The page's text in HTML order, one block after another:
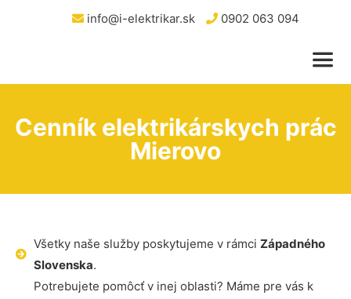
info@i-elektrikar.sk 0902 063 094
Cenník elektrikárskych prác
Mierovo
Všetky naše služby poskytujeme v rámci Západného
Slovenska.
Potrebujete pomôcť v inej oblasti? Máme pre vás k